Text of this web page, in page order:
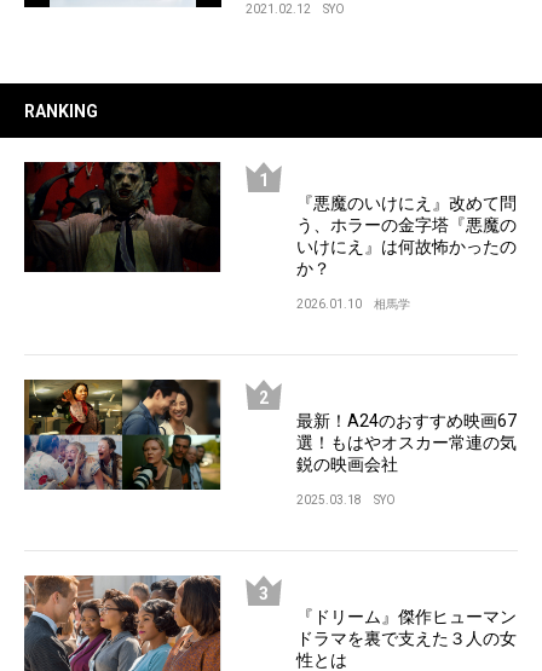
2021.02.12 SYO
RANKING
『悪魔のいけにえ』改めて問
う、ホラーの金字塔『悪魔の
いけにえ』は何故怖かったの
か？
2026.01.10 相馬学
最新！A24のおすすめ映画67
選！もはやオスカー常連の気
鋭の映画会社
2025.03.18 SYO
『ドリーム』傑作ヒューマン
ドラマを裏で支えた３人の女
性とは